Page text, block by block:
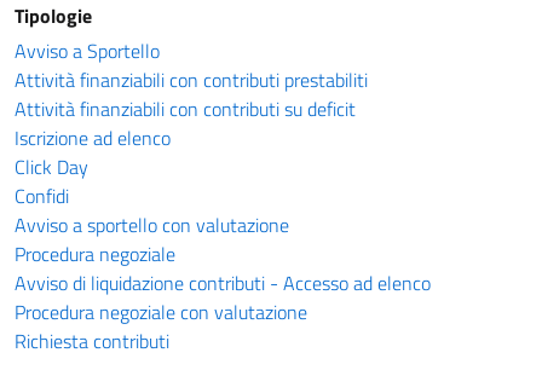
Tipologie
Avviso a Sportello
Attività finanziabili con contributi prestabiliti
Attività finanziabili con contributi su deficit
Iscrizione ad elenco
Click Day
Confidi
Avviso a sportello con valutazione
Procedura negoziale
Avviso di liquidazione contributi - Accesso ad elenco
Procedura negoziale con valutazione
Richiesta contributi